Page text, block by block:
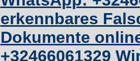
erkennbares
Dokumente
+32466061329